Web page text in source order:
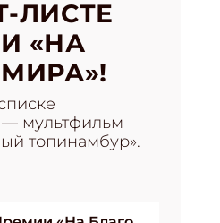
ЛИСТЕ
«НА
мультфильм
топинамбур».